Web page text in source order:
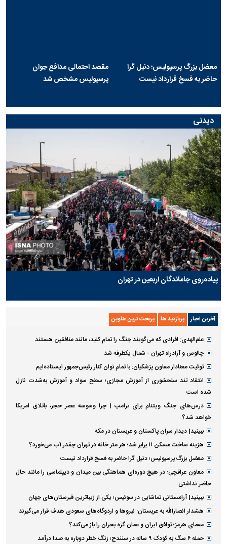
معضل بزرگ پرسپولیس؛ دنیل گرا
حاضر به فسخ قرارداد نیست
مقصد احتمالی مدافع جوان
پرسپولیس مشخص شد
دیدنی
پیاده‌روی جاماندگان اربعین در تهران
آخرین اخبار پربازدید ها پربحث ترین عناوین
علم‌الهدی: افرادی که می‌گویند جنگ را تمام کنید، مانند منافقین هستند
چالوس و آزادراه تهران - شمال یکطرفه شد
توئیت معنادار معاون پزشکیان: با تمام توان کنار رئیس‌جمهور ایستاده‌ایم
انتقاد تند سلحشوری از آموزش مجازی؛ سطح سواد و آموزش به‌شدت نازل
شده است
درس‌های جنگ ویتنام برای ترامپ | چرا وسوسه عصر حجر، باتلاق امریکا
خواهد شد؟
ببینید| دیدار سران پاکستان و عربستان در مکه
هزینه ساخت مسکن ۱۱ برابر شد؛ هر متر خانه در تهران چقدر آب می‌خورد؟
معضل بزرگ پرسپولیس؛ دنیل گرا حاضر به فسخ قرارداد نیست
معاون عراقچی: در هیچ دوره‌ای هماهنگی بین میدان و دیپلماسی را مانند حال
حاضر نداشتی
ببینید| آرامستانی تماشایی در سوئیس؛ یکی از زیباترین قبرستان‌های جهان
هشدار انصارالله به عربستان: نیروها و اردوگاه‌های سعودی هدف قرار می‌گیرند
معمای هرمز؛ توافق ایران و عمان گره بحران را باز می‌کند؟
حمله ۶ سگ به کودک ۹ ساله در سنندج؛ زنگ خطر دوباره به صدا درآمد